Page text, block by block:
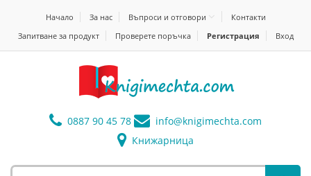
Начало За нас Въпроси и отговори
Контакти
Запитване за продукт
Проверете поръчка Регистрация Вход
0887 90 45 78 info@knigimechta.com
Книжарница